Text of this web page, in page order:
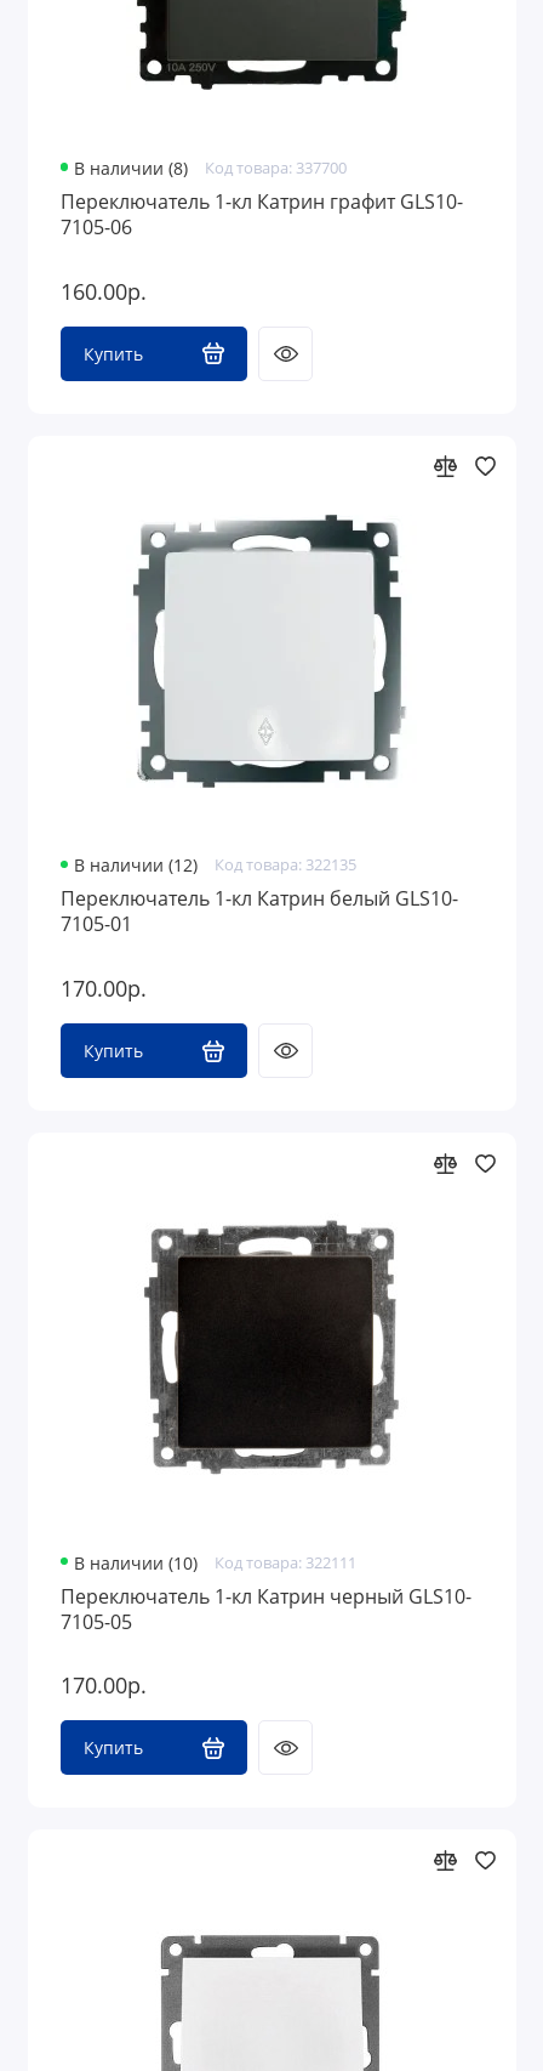
В наличии (8) Код товара: 337700
Переключатель 1-кл Катрин графит GLS10-
7105-06
160.00р.
Купить
В наличии (12) Код товара: 322135
Переключатель 1-кл Катрин белый GLS10-
7105-01
170.00р.
Купить
В наличии (10) Код товара: 322111
Переключатель 1-кл Катрин черный GLS10-
7105-05
170.00р.
Купить